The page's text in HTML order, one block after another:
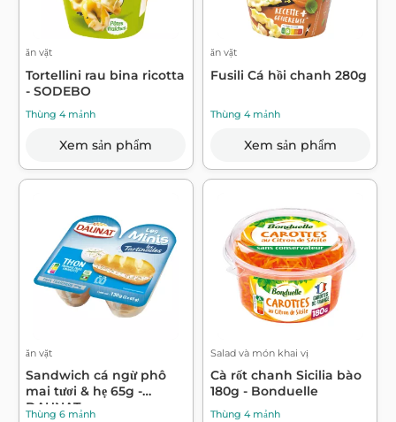
ăn vặt
Tortellini rau bina ricotta
- SODEBO
Thùng 4 mảnh
Xem sản phẩm
ăn vặt
Fusili Cá hồi chanh 280g
Thùng 4 mảnh
Xem sản phẩm
ăn vặt
Sandwich cá ngừ phô
mai tươi & hẹ 65g -
DAUNAT
Thùng 6 mảnh
Salad và món khai vị
Cà rốt chanh Sicilia bào
180g - Bonduelle
Thùng 4 mảnh